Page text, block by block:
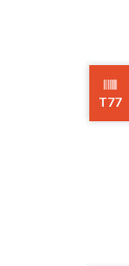
T77